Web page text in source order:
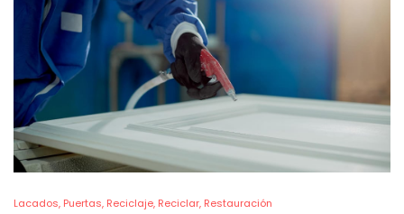
Lacados Puertas Reciclaje Reciclar Restauración